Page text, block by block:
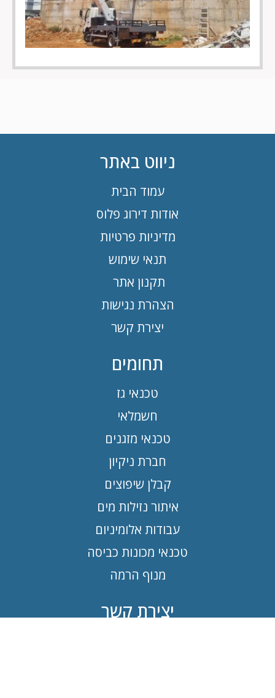
ניווט באתר
עמוד הבית
אודות דירוג פלוס
מדיניות פרטיות
תנאי שימוש
תקנון אתר
הצהרת נגישות
יצירת קשר
תחומים
טכנאי גז
חשמלאי
טכנאי מזגנים
חברת ניקיון
קבלן שיפוצים
איתור נזילות מים
עבודות אלומיניום
טכנאי מכונות כביסה
מנוף הרמה
יצירת קשר